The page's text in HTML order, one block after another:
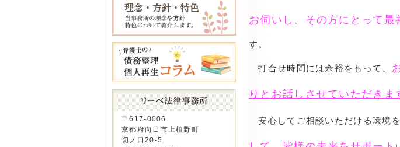
〒617-0006
京都府向日市上植野町
切ノ口20-5
お伺いし、その方にとって最
す。
打合せ時間には余裕をもって、
りとお話しさせていただきま
安心してご相談いただける環境を